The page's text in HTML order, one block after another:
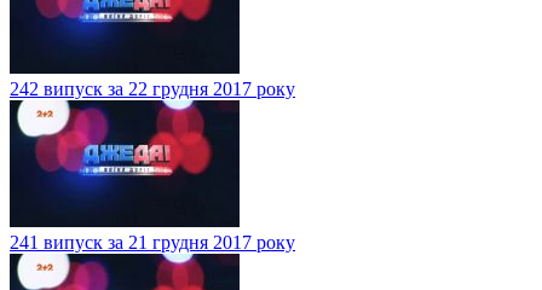
242 випуск за 22 грудня 2017 року
241 випуск за 21 грудня 2017 року